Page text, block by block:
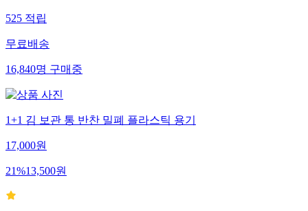
525적립
무료배송
16,840명구매중
1+1 김 보관 통 반찬 밀폐 플라스틱 용기
17,000원
21%13,500원